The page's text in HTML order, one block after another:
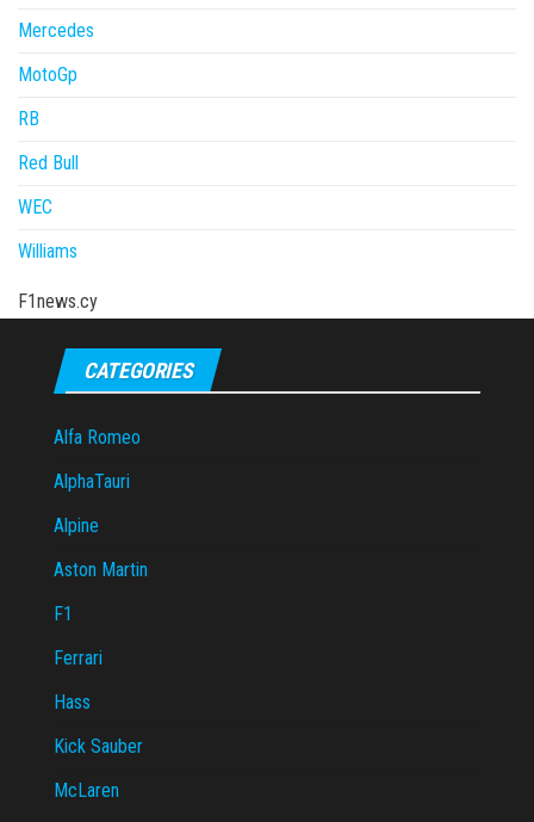
Mercedes
MotoGp
RB
Red Bull
WEC
Williams
F1news.cy
CATEGORIES
Alfa Romeo
AlphaTauri
Alpine
Aston Martin
F1
Ferrari
Hass
Kick Sauber
McLaren